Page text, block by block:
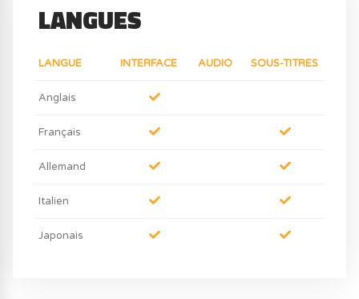
LANGUES
LANGUE INTERFACE AUDIO SOUS-TITRES
Anglais
Français
Allemand
Italien
Japonais